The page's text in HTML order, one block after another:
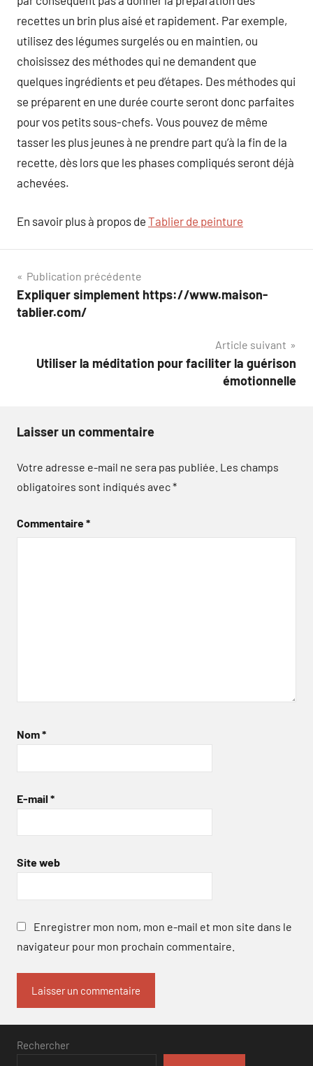
recettes un brin plus aisé et rapidement. Par exemple,
utilisez des légumes surgelés ou en maintien, ou
choisissez des méthodes qui ne demandent que
quelques ingrédients et peu d’étapes. Des méthodes qui
se préparent en une durée courte seront donc parfaites
pour vos petits sous-chefs. Vous pouvez de même
tasser les plus jeunes à ne prendre part qu’à la fin de la
recette, dès lors que les phases compliqués seront déjà
achevées.
En savoir plus à propos de Tablier de peinture
Navigation
de
Publication précédente
Expliquer simplement https://www.maison-
tablier.com/
Article suivant
Utiliser la méditation pour faciliter la guérison
émotionnelle
Laisser un commentaire
Votre adresse e-mail ne sera pas publiée. Les champs
obligatoires sont indiqués avec*
Commentaire*
Nom*
E-mail *
Site web
Enregistrer mon nom, mon e-mail et mon site dans le
navigateur pour mon prochain commentaire.
Rechercher